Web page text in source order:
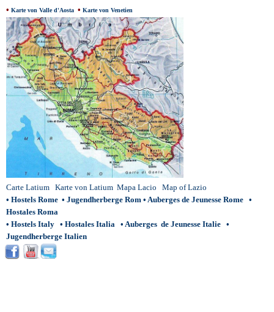
• Karte von Valle d'Aosta • Karte von Venetien
Carte Latium Karte von Latium Mapa Lacio
Map of Lazio
• Hostels Rome • Jugendherberge Rom • Auberges de Jeunesse Rome •
Hostales Roma
• Hostels Italy • Hostales Italia • Auberges de Jeunesse Italie •
Jugendherberge Italien